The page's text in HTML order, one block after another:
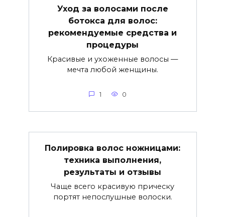
Уход за волосами после
ботокса для волос:
рекомендуемые средства и
процедуры
Красивые и ухоженные волосы —
мечта любой женщины.
1 0
Полировка волос ножницами:
техника выполнения,
результаты и отзывы
Чаще всего красивую прическу
портят непослушные волоски.